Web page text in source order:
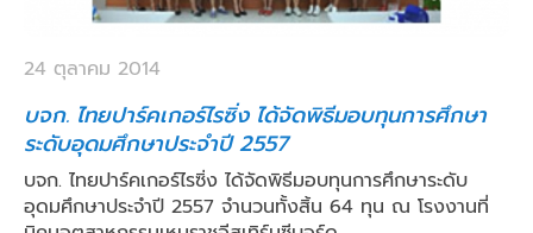
24 ตุลาคม 2014
บจก. ไทยปาร์คเกอร์ไรซิ่ง ได้จัดพิธีมอบทุนการศึกษา
ระดับอุดมศึกษาประจำปี 2557
บจก. ไทยปาร์คเกอร์ไรซิ่ง ได้จัดพิธีมอบทุนการศึกษาระดับ
อุดมศึกษาประจำปี 2557 จำนวนทั้งสิ้น 64 ทุน ณ โรงงานที่